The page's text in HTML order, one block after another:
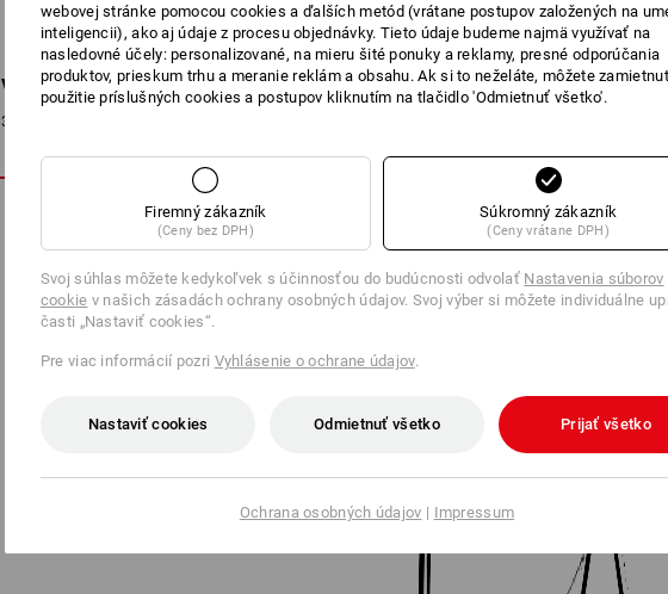
VYHĽADÁVAČ NOHAVÍC
3 kroky k dokonalým nohaviciam
webovej stránke pomocou cookies a ďalších metód (vrátane postupov založených na
inteligencii), ako aj údaje z procesu objednávky. Tieto údaje budeme najmä využívať na
nasledovné účely: personalizované, na mieru šité ponuky a reklamy, presné odporúčania
produktov, prieskum trhu a meranie reklám a obsahu. Ak si to neželáte, môžete
použitie príslušných cookies a postupov kliknutím na tlačidlo 'Odmietnuť všetko'.
Firemný zákazník
(Ceny bez DPH)
Súkromný zákazník
(Ceny vrátane DPH)
Svoj súhlas môžete kedykoľvek s účinnosťou do budúcnosti odvolať Nastavenia súborov
cookie v našich zásadách ochrany osobných údajov. Svoj výber si môžete individuálne
časti „Nastaviť cookies“.
Pre viac informácií pozri Vyhlásenie o ochrane údajov.
Nastaviť cookies Odmietnuť všetko Prijať všetko
Ochrana osobných údajov | Impressum